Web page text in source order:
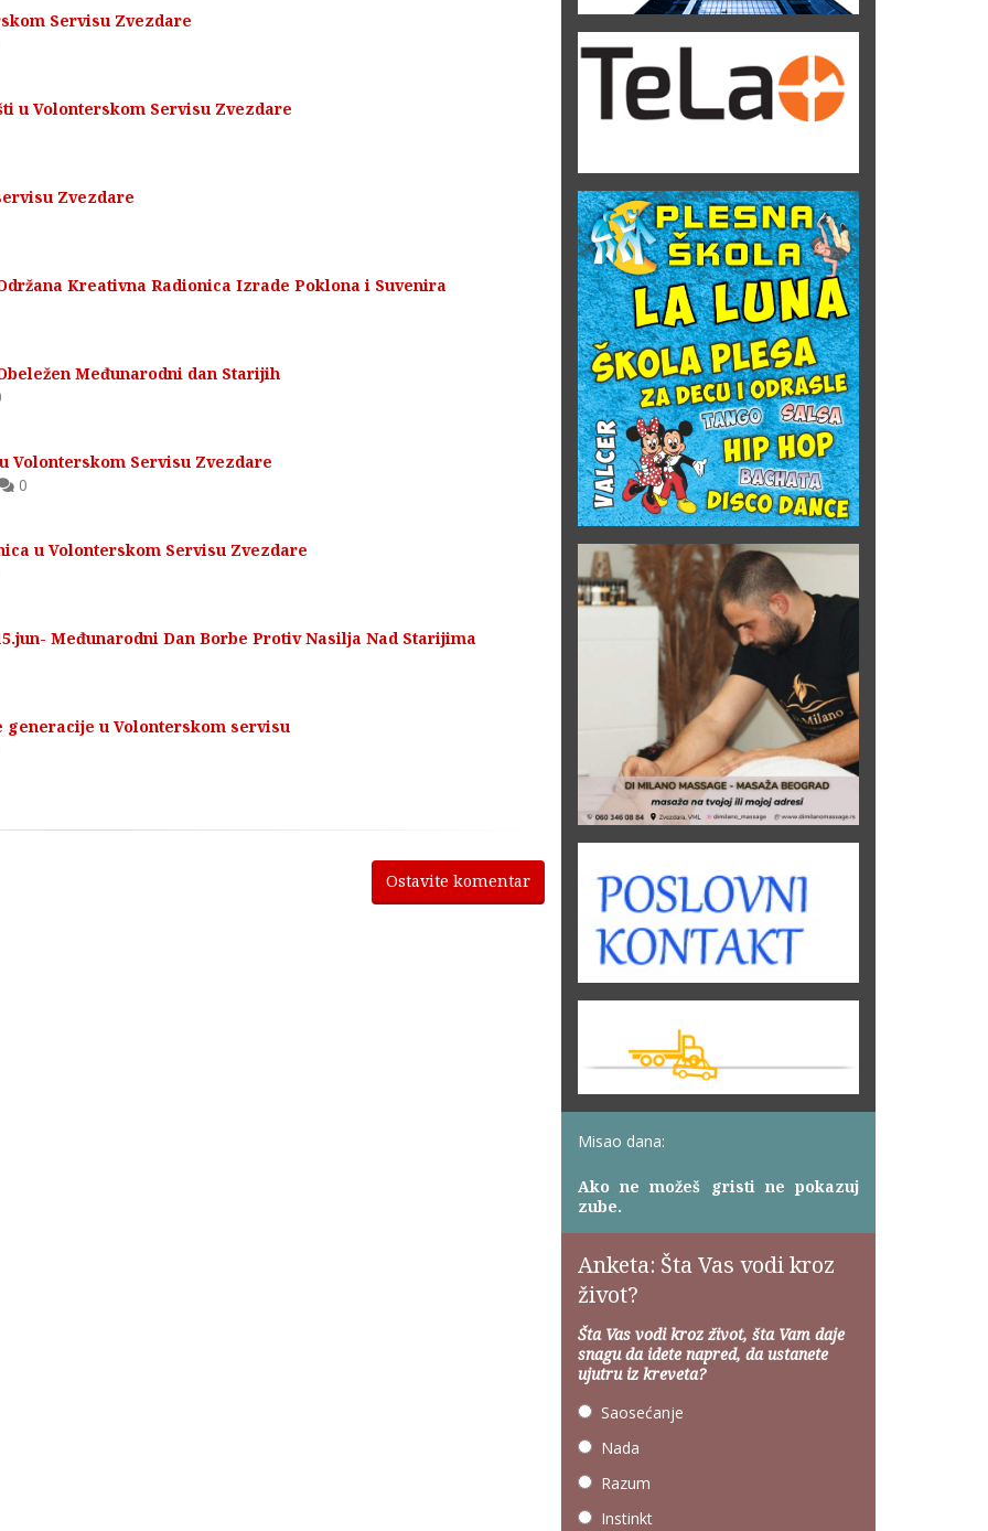
Servisu Zvezdare
u Volonterskom Servisu Zvezdare
Zvezdare
Kreativna Radionica Izrade Poklona i Suvenira
Međunarodni dan Starijih
Volonterskom Servisu Zvezdare
0
u Volonterskom Servisu Zvezdare
Međunarodni Dan Borbe Protiv Nasilja Nad Starijima
u Volonterskom servisu
Ostavite komentar
Misao dana:
Ako ne možeš gristi ne pokazuj
zube.
Anketa: Šta Vas vodi kroz
život?
Šta Vas vodi kroz život, šta Vam daje
snagu da idete napred, da ustanete
ujutru iz kreveta?
Saosećanje
Nada
Razum
Instinkt